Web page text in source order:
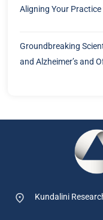
Aligning Your
Groundbreaking
and Alzheimer’s and
Kundalini